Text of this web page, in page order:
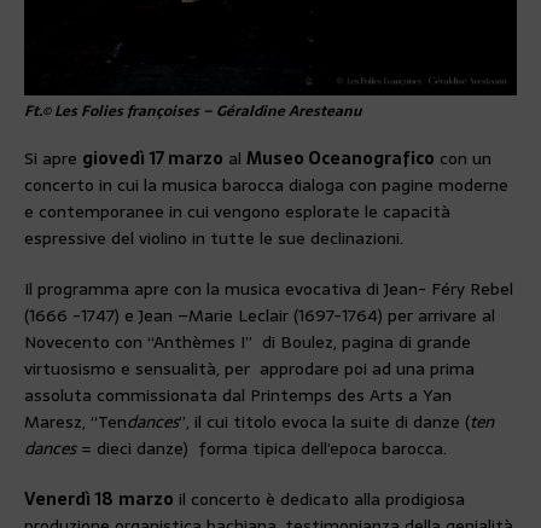
Ft.© Les Folies françoises – Géraldine Aresteanu
Si apre giovedì 17 marzo al Museo Oceanografico con un
concerto in cui la musica barocca dialoga con pagine moderne
e contemporanee in cui vengono esplorate le capacità
espressive del violino in tutte le sue declinazioni.
Il programma apre con la musica evocativa di Jean- Féry Rebel
(1666 -1747) e Jean –Marie Leclair (1697-1764) per arrivare al
Novecento con “Anthèmes I” di Boulez, pagina di grande
virtuosismo e sensualità, per approdare poi ad una prima
assoluta commissionata dal Printemps des Arts a Yan
Maresz, “Tendances”, il cui titolo evoca la suite di danze (ten
dances= dieci danze) forma tipica dell’epoca barocca.
Venerdì 18 marzo il concerto è dedicato alla prodigiosa